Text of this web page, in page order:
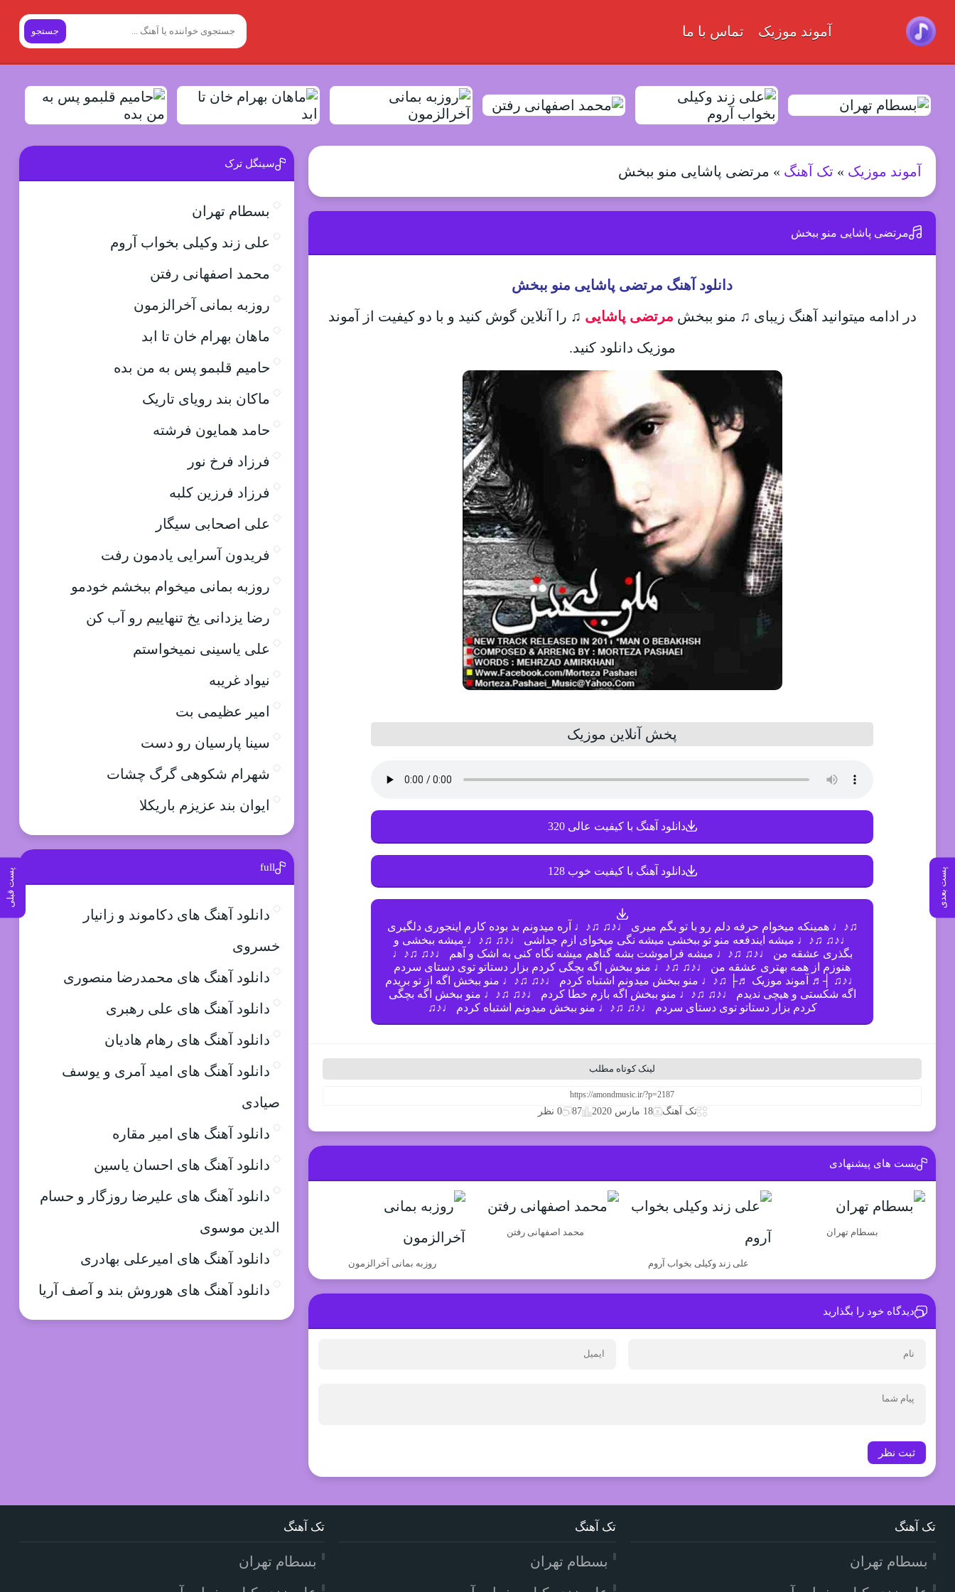
آموند موزیک تماس با ما جستجو
آموند موزیک » تک آهنگ » مرتضی پاشایی منو ببخش
پست بعدی پست قبلی
مرتضی پاشایی منو ببخش
دانلود آهنگ مرتضی پاشایی منو ببخش
در ادامه میتوانید آهنگ زیبای ♫ منو ببخش مرتضی پاشایی ♫ را آنلاین گوش کنید و با دو کیفیت از آموند
موزیک دانلود کنید.
پخش آنلاین موزیک
دانلود آهنگ با کیفیت عالی 320
دانلود آهنگ با کیفیت خوب 128
♫♪♩ همینکه میخوام حرفه دلم رو با تو بگم میری ♩♪♫ ♫♪♩ آره میدونم بد بوده کارم اینجوری دلگیری
♩♪♫ ♫♪♩ میشه ایندفعه منو تو ببخشی میشه نگی میخوای ازم جداشی ♩♪♫ ♫♪♩ میشه ببخشی و
بگذری عشقه من ♩♪♫ ♫♪♩ میشه فراموشت بشه گناهم میشه نگاه کنی به اشک و آهم ♩♪♫ ♫♪♩
هنوزم از همه بهتری عشقه من ♩♪♫ ♫♪♩ منو ببخش اگه بچگی کردم بزار دستاتو توی دستای سردم
♩♪♫ ┤♬ آموند موزیک ♬├ ♫♪♩ منو ببخش میدونم اشتباه کردم ♩♪♫ ♫♪♩ منو ببخش اگه از تو بریدم
اگه شکستی و هیچی ندیدم ♩♪♫ ♫♪♩ منو ببخش اگه بازم خطا کردم ♩♪♫ ♫♪♩ منو ببخش اگه بچگی
کردم بزار دستاتو توی دستای سردم ♩♪♫ ♫♪♩ منو ببخش میدونم اشتباه کردم ♩♪♫
لینک کوتاه مطلب
تک آهنگ 18 مارس 2020 87 0 نظر
پست های پیشنهادی
بسطام تهران
علی زند وکیلی بخواب آروم
محمد اصفهانی رفتن
روزبه بمانی آخرالزمون
دیدگاه خود را بگذارید
ثبت نظر
سینگل ترک
بسطام تهران
علی زند وکیلی بخواب آروم
محمد اصفهانی رفتن
روزبه بمانی آخرالزمون
ماهان بهرام خان تا ابد
حامیم قلبمو پس به من بده
ماکان بند رویای تاریک
حامد همایون فرشته
فرزاد فرخ نور
فرزاد فرزین کلبه
علی اصحابی سیگار
فریدون آسرایی یادمون رفت
روزبه بمانی میخوام ببخشم خودمو
رضا یزدانی یخ تنهاییم رو آب کن
علی یاسینی نمیخواستم
نیواد غریبه
امیر عظیمی بت
سینا پارسیان رو دست
شهرام شکوهی گرگ چشات
ایوان بند عزیزم باریکلا
full
دانلود آهنگ های دکاموند و زانیار
خسروی
دانلود آهنگ های محمدرضا منصوری
دانلود آهنگ های علی رهبری
دانلود آهنگ های رهام هادیان
دانلود آهنگ های امید آمری و یوسف
صیادی
دانلود آهنگ های امیر مقاره
دانلود آهنگ های احسان یاسین
دانلود آهنگ های علیرضا روزگار و حسام
الدین موسوی
دانلود آهنگ های امیرعلی بهادری
دانلود آهنگ های هوروش بند و آصف آریا
تک آهنگ
بسطام تهران
تک آهنگ
بسطام تهران
تک آهنگ
بسطام تهران